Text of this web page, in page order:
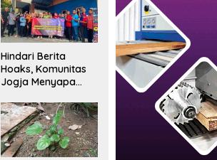
Hindari Berita
Hoaks, Komunitas
Jogja Menyapa
Lebih Cerdas
Bermedia Sosial